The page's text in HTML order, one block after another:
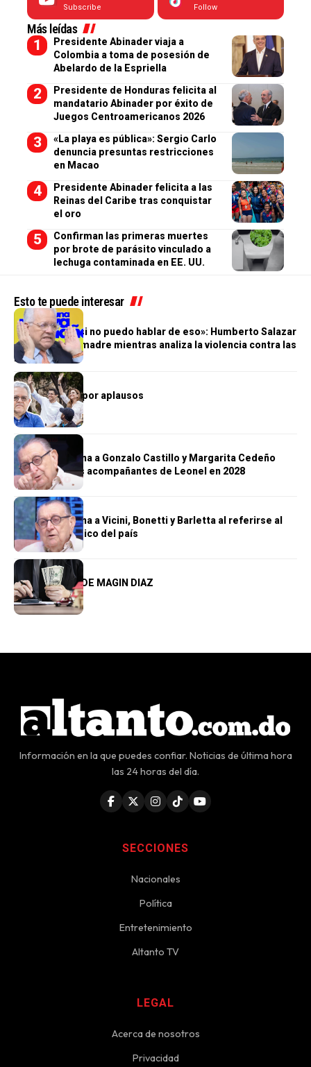
Subscribe Follow
Más leídas
Presidente Abinader viaja a
Colombia a toma de posesión de
Abelardo de la Espriella
Presidente de Honduras felicita al
mandatario Abinader por éxito de
Juegos Centroamericanos 2026
«La playa es pública»: Sergio Carlo
denuncia presuntas restricciones
en Macao
Presidente Abinader felicita a las
Reinas del Caribe tras conquistar
el oro
Confirman las primeras muertes
por brote de parásito vinculado a
lechuga contaminada en EE. UU.
Esto te puede interesar
NACIONALES
«Me duele, casi no puedo hablar de eso»: Humberto Salazar
recuerda a su madre mientras analiza la violencia contra las
mujeres
OPINIÓN
Un pleito solo por aplausos
ALTANTO TV
Hazim menciona a Gonzalo Castillo y Margarita Cedeño
como posibles acompañantes de Leonel en 2028
ALTANTO TV
Hazim menciona a Vicini, Bonetti y Barletta al referirse al
poder económico del país
OPINIÓN
LA SORPRESA DE MAGIN DIAZ
Información en la que puedes confiar. Noticias de última hora
las 24 horas del día.
SECCIONES
Nacionales
Política
Entretenimiento
Altanto TV
LEGAL
Acerca de nosotros
Privacidad